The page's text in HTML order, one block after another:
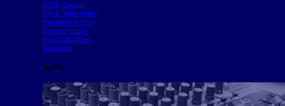
LIVE-Stream
LIVE-Mitschnitte
YouTube-Archiv
Streamformate
Streaming-Plan
Retroblah
Audio